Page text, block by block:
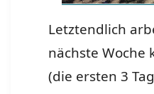
Letztendlich
nächste
(die ersten 3